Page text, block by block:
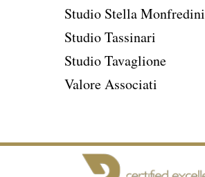
Studio Stella Monfredini
Studio Tassinari
Studio Tavaglione
Valore Associati